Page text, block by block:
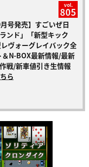
vol.
805
号発売】すごいぜ日
ンド」「新型キック
ヴォーグレイバック全
N-BOX最新情報/最新
戦/新車値引き生情報
ら